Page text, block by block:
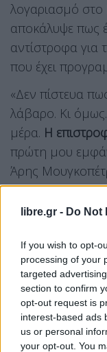
libre.gr - Do Not
If you wish to opt-
processing of your
targeted
section to confirm
opt-out request is
interest-based ads
us or personal
your opt-out. You
λογαριασμό
αποκάλυψε πως
αντίστροφα για
που έχει
«Δεν πίστευα
λάβαρο. Κι
μέρα. Η
πρώτη μου
Άρης